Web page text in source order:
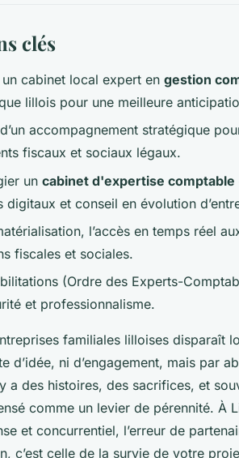
clés
cabinet local expert en gestion
lillois pour une meilleure
accompagnement stratégique
fiscaux et sociaux légaux.
un cabinet d'expertise comptable
et conseil en évolution
l’accès en temps réel
fiscales et sociales.
(Ordre des Experts-
et professionnalisme.
familiales lilloises disparaît
d’idée, ni d’engagement, mais par
a des histoires, des sacrifices, et
comme un levier de pérennité. À
et concurrentiel, l’erreur de
c’est celle de la survie de votre